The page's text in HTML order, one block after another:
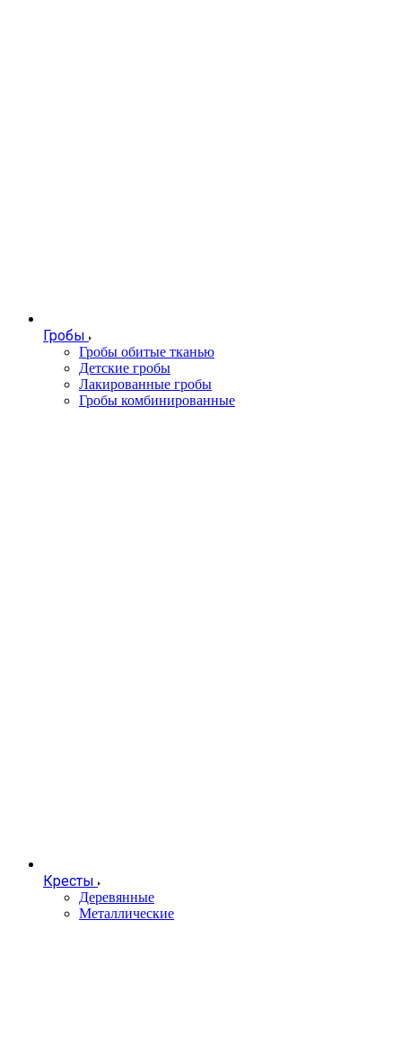
Гробы
Гробы обитые тканью
Детские гробы
Лакированные гробы
Гробы комбинированные
Кресты
Деревянные
Металлические